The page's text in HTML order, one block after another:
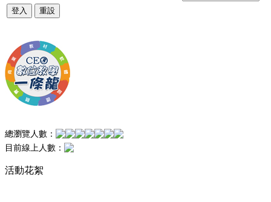
登入 重設
總瀏覽人數：
目前線上人數：
活動花絮